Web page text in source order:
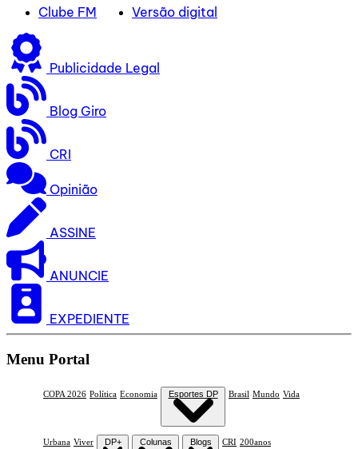
Clube FM Versão digital
Publicidade Legal
Blog Giro
CRI
Opinião
ASSINE
ANUNCIE
EXPEDIENTE
Menu Portal
COPA 2026 Política Economia Esportes DP Brasil Mundo Vida
Urbana Viver DP+ Colunas Blogs CRI 200anos